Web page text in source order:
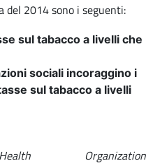
del 2014 sono i seguenti:
sul tabacco a livelli che
sociali incoraggino i
sul tabacco a livelli
Organization